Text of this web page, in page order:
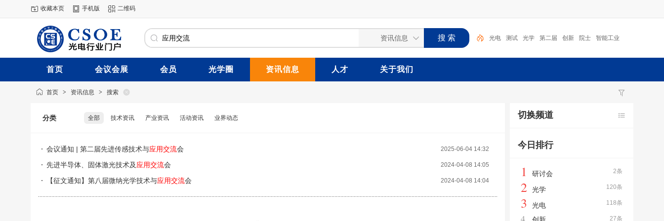
收藏本页 手机版 二维码
光电 测试 光学 第二届 创新 院士 智能工业
光电探测 成像 研讨会
首页 会议会展 会员 光学圈 资讯信息 人才 关于我们
首页 > 资讯信息 > 搜索
分类 全部 技术资讯 产业资讯 活动资讯 业界动态
2025-06-04 14:32
会议通知 | 第二届先进传感技术与应用交流会
2024-04-08 14:05
先进半导体、固体激光技术及应用交流会
2024-04-08 14:04
【征文通知】第八届微纳光学技术与应用交流会
切换频道
今日排行
2条
1 研讨会
120条
2 光学
118条
3 光电
27条
4